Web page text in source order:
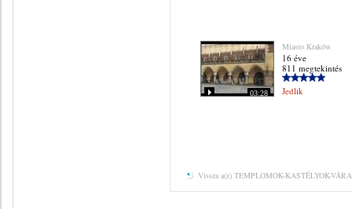
03:28
Miasto Kraków
16 éve
811 megtekintés
Jedlik
Vissza a(z) TEMPLOMOK-KASTÉLYOK-